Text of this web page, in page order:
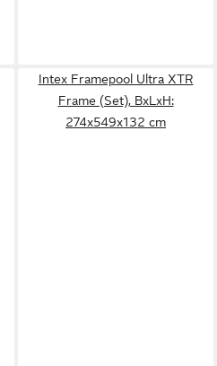
Intex Framepool Ultra XTR
Frame (Set), BxLxH:
274x549x132 cm